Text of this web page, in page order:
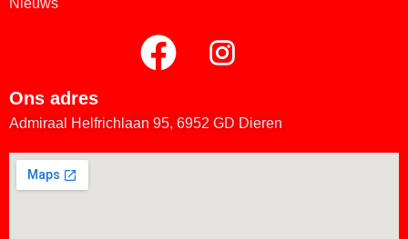
Ons adres
Admiraal Helfrichlaan 95, 6952 GD Dieren